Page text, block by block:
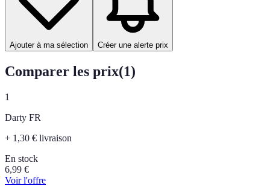
Ajouter à ma sélection Créer une alerte prix
Comparer les prix(1)
1
Darty FR
+ 1,30 € livraison
En stock
6,99 €
Voir l'offre